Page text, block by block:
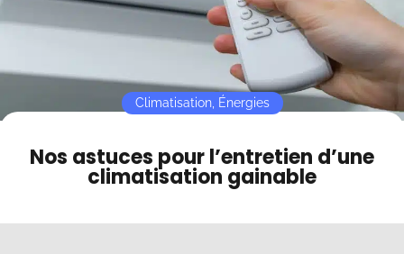
Nos astuces pour l’entretien d’une
climatisation gainable
Climatisation, Énergies